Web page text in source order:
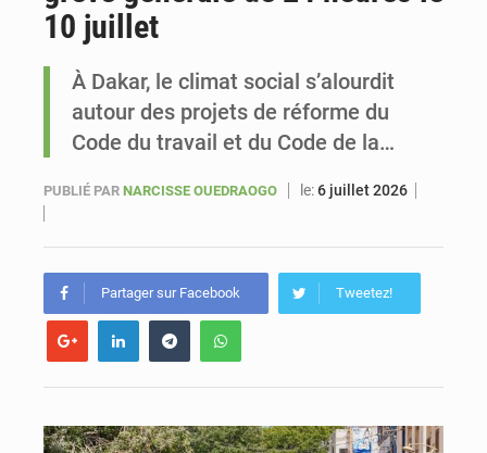
10 juillet
À Dakar, le climat social s’alourdit
autour des projets de réforme du
Code du travail et du Code de la…
PUBLIÉ PAR NARCISSE OUEDRAOGO le:6 juillet 2026
Partager sur Facebook Tweetez!